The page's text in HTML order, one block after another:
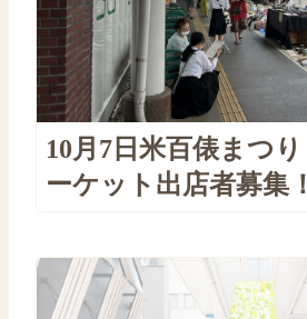
10月7日米百俵まつ
ーケット出店者募集！